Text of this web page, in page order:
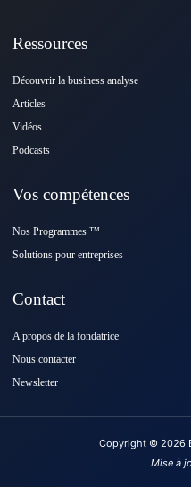
Ressources
Découvrir la business analyse
Articles
Vidéos
Podcasts
Vos compétences
Nos Programmes ™️
Solutions pour entreprises
Contact
A propos de la fondatrice
Nous contacter
Newsletter
Copyright © 2026
Mise à